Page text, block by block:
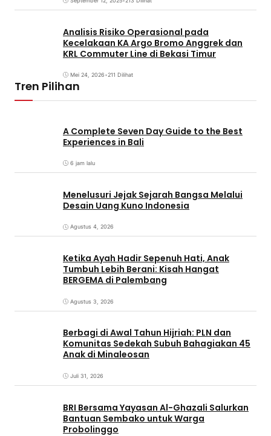
Analisis Risiko Operasional pada
Kecelakaan KA Argo Bromo Anggrek dan
KRL Commuter Line di Bekasi Timur
Mei 24, 2026•211 Dilihat
Tren Pilihan
A Complete Seven Day Guide to the Best
Experiences in Bali
6 jam lalu
Menelusuri Jejak Sejarah Bangsa Melalui
Desain Uang Kuno Indonesia
Agustus 4, 2026
Ketika Ayah Hadir Sepenuh Hati, Anak
Tumbuh Lebih Berani: Kisah Hangat
BERGEMA di Palembang
Agustus 3, 2026
Berbagi di Awal Tahun Hijriah: PLN dan
Komunitas Sedekah Subuh Bahagiakan 45
Anak di Minaleosan
Juli 31, 2026
BRI Bersama Yayasan Al-Ghazali Salurkan
Bantuan Sembako untuk Warga
Probolinggo